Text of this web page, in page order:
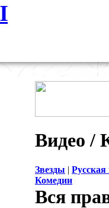
Видео /
Звезды |
Комедии
Вся